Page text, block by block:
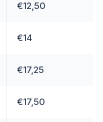
€12,50
€14
€17,25
€17,50